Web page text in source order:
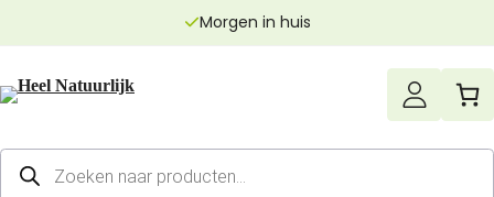
inhoud
Morgen in huis
Producten
zoeken